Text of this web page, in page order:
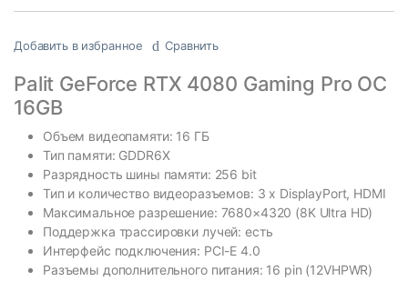
Добавить в избранное Сравнить
Palit GeForce RTX 4080 Gaming Pro OC
16GB
Объем видеопамяти: 16 ГБ
Тип памяти: GDDR6X
Разрядность шины памяти: 256 bit
Тип и количество видеоразъемов: 3 x DisplayPort, HDMI
Максимальное разрешение: 7680×4320 (8K Ultra HD)
Поддержка трассировки лучей: есть
Интерфейс подключения: PCI-E 4.0
Разъемы дополнительного питания: 16 pin (12VHPWR)